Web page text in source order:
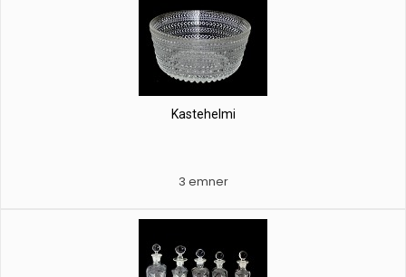
Kastehelmi
3 emner